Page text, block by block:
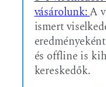
vásárolunk:A
ismert
és offline is
kereskedők.